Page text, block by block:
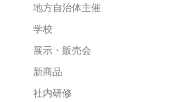
地方自治体主催
学校
展示・販売会
新商品
社内研修